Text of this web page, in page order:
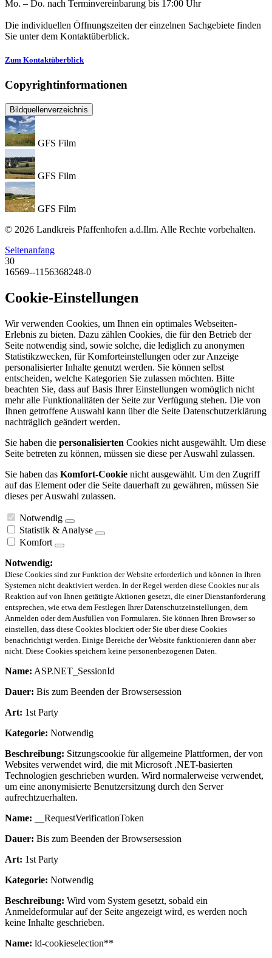
Mo. – Do. nach Terminvereinbarung bis 17:00 Uhr
Die individuellen Öffnungszeiten der einzelnen Sachgebiete finden
Sie unter dem Kontaktüberblick.
Zum Kontaktüberblick
Copyrightinformationen
Bildquellenverzeichnis
GFS Film
GFS Film
GFS Film
© 2026 Landkreis Pfaffenhofen a.d.Ilm. Alle Rechte vorbehalten.
Seitenanfang
30
16569--1156368248-0
Cookie-Einstellungen
Wir verwenden Cookies, um Ihnen ein optimales Webseiten-
Erlebnis zu bieten. Dazu zählen Cookies, die für den Betrieb der
Seite notwendig sind, sowie solche, die lediglich zu anonymen
Statistikzwecken, für Komforteinstellungen oder zur Anzeige
personalisierter Inhalte genutzt werden. Sie können selbst
entscheiden, welche Kategorien Sie zulassen möchten. Bitte
beachten Sie, dass auf Basis Ihrer Einstellungen womöglich nicht
mehr alle Funktionalitäten der Seite zur Verfügung stehen. Die von
Ihnen getroffene Auswahl kann über die Seite Datenschutzerklärung
nachträglich geändert werden.
Sie haben die personalisierten Cookies nicht ausgewählt. Um diese
Seite betreten zu können, müssen sie diese per Auswahl zulassen.
Sie haben das Komfort-Cookie nicht ausgewählt. Um den Zugriff
auf das Element oder die Seite dauerhaft zu gewähren, müssen Sie
dieses per Auswahl zulassen.
Notwendig
Statistik & Analyse
Komfort
Notwendig:
Diese Cookies sind zur Funktion der Website erforderlich und können in Ihren
Systemen nicht deaktiviert werden. In der Regel werden diese Cookies nur als
Reaktion auf von Ihnen getätigte Aktionen gesetzt, die einer Dienstanforderung
entsprechen, wie etwa dem Festlegen Ihrer Datenschutzeinstellungen, dem
Anmelden oder dem Ausfüllen von Formularen. Sie können Ihren Browser so
einstellen, dass diese Cookies blockiert oder Sie über diese Cookies
benachrichtigt werden. Einige Bereiche der Website funktionieren dann aber
nicht. Diese Cookies speichern keine personenbezogenen Daten.
Name: ASP.NET_SessionId
Dauer: Bis zum Beenden der Browsersession
Art: 1st Party
Kategorie: Notwendig
Beschreibung: Sitzungscookie für allgemeine Plattformen, der von
Websites verwendet wird, die mit Microsoft .NET-basierten
Technologien geschrieben wurden. Wird normalerweise verwendet,
um eine anonymisierte Benutzersitzung durch den Server
aufrechtzuerhalten.
Name: __RequestVerificationToken
Dauer: Bis zum Beenden der Browsersession
Art: 1st Party
Kategorie: Notwendig
Beschreibung: Wird vom System gesetzt, sobald ein
Anmeldeformular auf der Seite angezeigt wird, es werden noch
keine Inhalte geschrieben.
Name: ld-cookieselection**